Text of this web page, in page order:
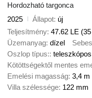
Hordozható targonca
2025
Állapot új
Teljesítmény 47.62 LE
Üzemanyag dízel
Oszlop típus: teleszkópos
Kötöttségektől mentes
Emelési magasság 3,4 m
Villa szélessége 122 mm